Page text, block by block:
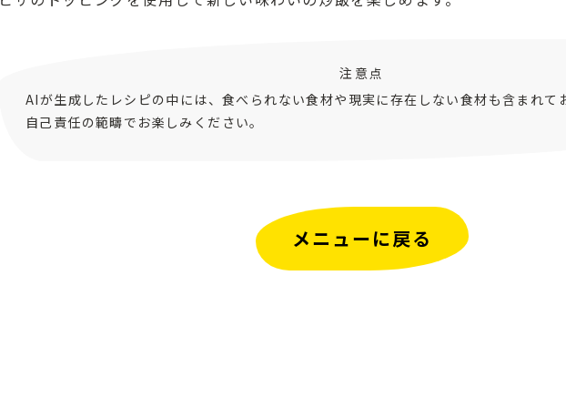
注意点
AIが生成したレシピの中には、食べられない食材や現実に存在しない食材も含まれて
自己責任の範疇でお楽しみください。
メニューに戻る